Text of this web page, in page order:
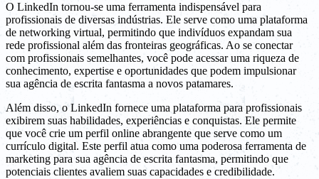
O LinkedIn tornou-se uma ferramenta indispensável para
profissionais de diversas indústrias. Ele serve como uma plataforma
de networking virtual, permitindo que indivíduos expandam sua
rede profissional além das fronteiras geográficas. Ao se conectar
com profissionais semelhantes, você pode acessar uma riqueza de
conhecimento, expertise e oportunidades que podem impulsionar
sua agência de escrita fantasma a novos patamares.
Além disso, o LinkedIn fornece uma plataforma para profissionais
exibirem suas habilidades, experiências e conquistas. Ele permite
que você crie um perfil online abrangente que serve como um
currículo digital. Este perfil atua como uma poderosa ferramenta de
marketing para sua agência de escrita fantasma, permitindo que
potenciais clientes avaliem suas capacidades e credibilidade.